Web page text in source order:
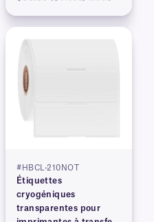
#HBCL-210NOT
Étiquettes
cryogéniques
transparentes pour